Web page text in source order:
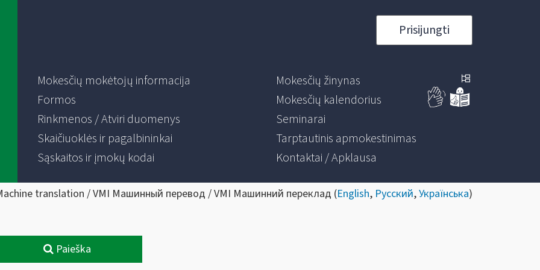
Prisijungti
Mokesčių mokėtojų informacija
Formos
Rinkmenos / Atviri duomenys
Skaičiuoklės ir pagalbininkai
Sąskaitos ir įmokų kodai
Mokesčių žinynas
Mokesčių kalendorius
Seminarai
Tarptautinis apmokestinimas
Kontaktai / Apklausa
translation / VMI Машинный перевод / VMI Машинний переклад (English, Русский,Українська)
Paieška